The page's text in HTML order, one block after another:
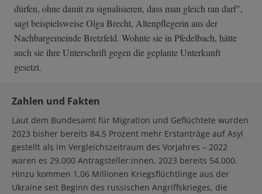
dürfen, ohne damit zu signalisieren, dass man gleich ran darf",
sagt beispielsweise Olga Brecht, Altenpflegerin aus der
Nachbargemeinde Bretzfeld. Wohnte sie in Pfedelbach, hätte
auch sie ihre Unterschrift gegen die geplante Unterkunft
gesetzt.
Zahlen und Fakten
Laut dem Bundesamt für Migration und Geflüchtete wurden
2023 bisher bereits 84,5 Prozent mehr Erstanträge auf Asyl
gestellt als im Vergleichszeitraum des Vorjahres – 2022
waren es 29.000 Antragsteller:innen, 2023 bereits 54.000.
Hinzu kommen 1,06 Millionen Kriegsflüchtlinge aus der
Ukraine seit Beginn des russischen Angriffskrieges, die